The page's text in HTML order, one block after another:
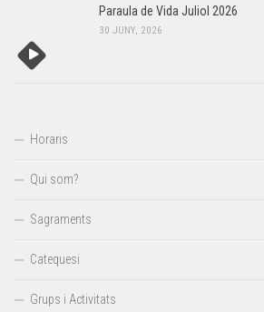
Paraula de Vida Juliol 2026
30 JUNY, 2026
Horaris
Qui som?
Sagraments
Catequesi
Grups i Activitats